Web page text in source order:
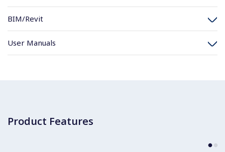
BIM/Revit
User Manuals
Product Features